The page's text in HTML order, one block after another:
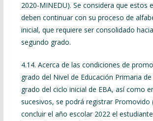
2020-MINEDU). Se considera que estos
deben continuar con su proceso de
inicial, que requiere ser consolidado
segundo grado.
4.14. Acerca de las condiciones de
grado del Nivel de Educación Primaria de
grado del ciclo inicial de EBA, así como
sucesivos, se podrá registrar Promovido
concluir el año escolar 2022 el